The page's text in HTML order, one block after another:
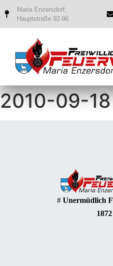
Maria Enzersdorf,
Hauptstraße 92-96
2010-09-
# Unermüdlich
1872